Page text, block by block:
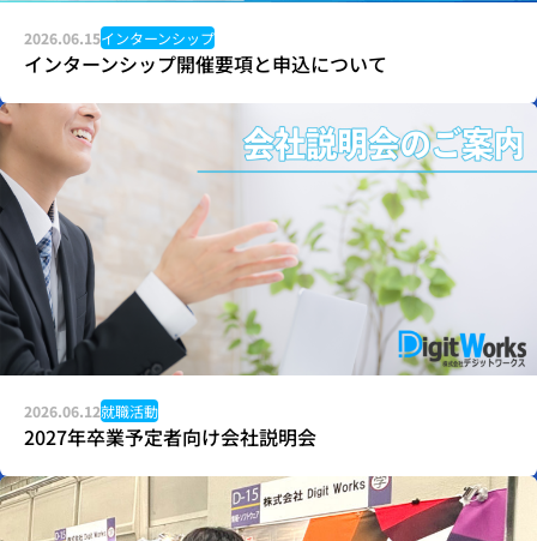
2026.06.15インターンシップ
インターンシップ開催要項と申込について
2026.06.12就職活動
2027年卒業予定者向け会社説明会